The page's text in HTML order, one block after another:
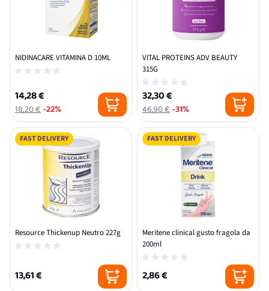
NIDINACARE VITAMINA D 10ML
14,28 €
18,20 €-22%
VITAL PROTEINS ADV BEAUTY
315G
32,30 €
46,90 €-31%
FAST DELIVERY
Resource Thickenup Neutro 227g
13,61 €
FAST DELIVERY
Meritene clinical gusto fragola da
200ml
2,86 €